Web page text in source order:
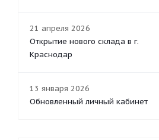
21 апреля 2026
Открытие нового склада в г.
Краснодар
13 января 2026
Обновленный личный кабинет